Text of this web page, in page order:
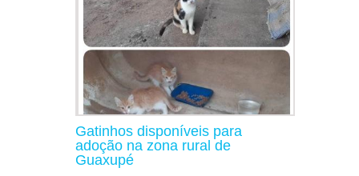
Gatinhos disponíveis para
adoção na zona rural de
Guaxupé